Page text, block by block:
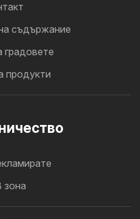
съдържание
градовете
продукти
зона